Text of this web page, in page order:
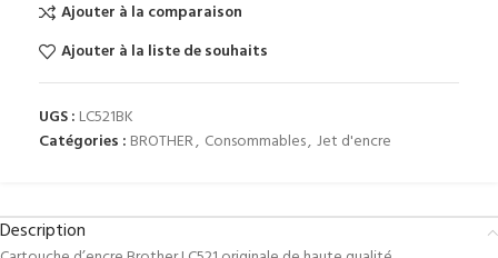
Ajouter à la comparaison
Ajouter à la liste de souhaits
UGS : LC521BK
Catégories : BROTHER, Consommables, Jet d'encre
Description